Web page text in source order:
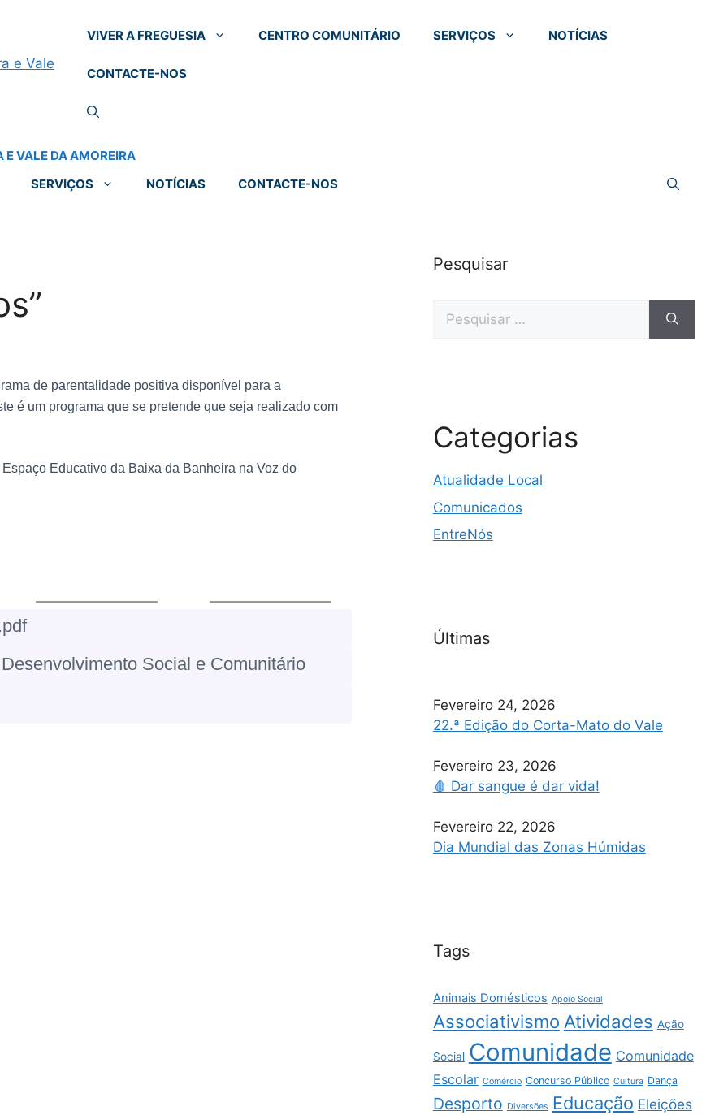
VIVER A FREGUESIA CENTRO COMUNITÁRIO SERVIÇOS NOTÍCIAS
CONTACTE-NOS
SERVIÇOS NOTÍCIAS CONTACTE-NOS
de parentalidade positiva disponível para a
é um programa que se pretende que seja realizado com
Educativo da Baixa da Banheira na Voz do
Social e Comunitário
Pesquisar
Categorias
Atualidade Local
Comunicados
EntreNós
Últimas
Fevereiro 24, 2026
22.ª Edição do Corta-Mato do Vale
Fevereiro 23, 2026
🩸 Dar sangue é dar vida!
Fevereiro 22, 2026
Dia Mundial das Zonas Húmidas
Tags
Animais Domésticos Apoio Social
Associativismo Atividades Ação
Social Comunidade Comunidade
Escolar Comércio Concurso Público Cultura Dança
Desporto Diversões Educação Eleições